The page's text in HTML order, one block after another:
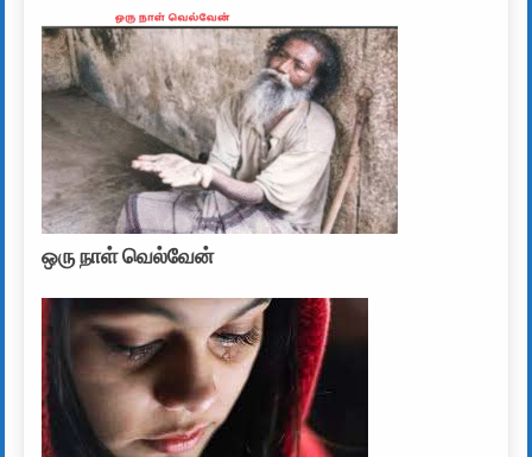
ஒரு நாள் வெல்வேன்